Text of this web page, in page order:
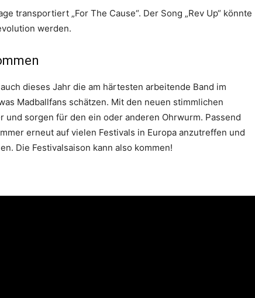
transportiert „For The Cause“. Der Song „Rev Up“ könnte
werden.
dieses Jahr die am härtesten arbeitende Band im
Madballfans schätzen. Mit den neuen stimmlichen
und sorgen für den ein oder anderen Ohrwurm. Passend
erneut auf vielen Festivals in Europa anzutreffen und
Die Festivalsaison kann also kommen!